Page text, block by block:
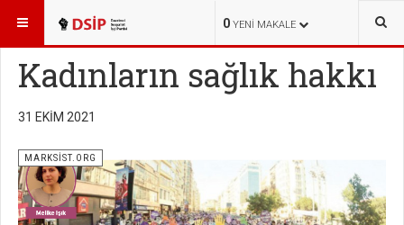
0 YENI MAKALE
BURADASINIZ: YAYINLAR MARKSİST.ORG
Kadınların sağlık hakkı
31 EKIM 2021
MARKSİST.ORG